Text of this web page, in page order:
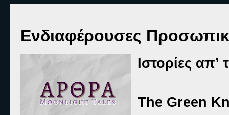
Ενδιαφέρουσες
Ιστορίες απ’
The Green